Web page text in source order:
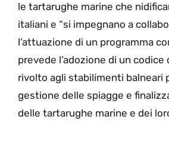
le tartarughe marine che
italiani e “si impegnano a
l’attuazione di un programma
prevede l’adozione di un
rivolto agli stabilimenti balneari
gestione delle spiagge e
delle tartarughe marine e dei